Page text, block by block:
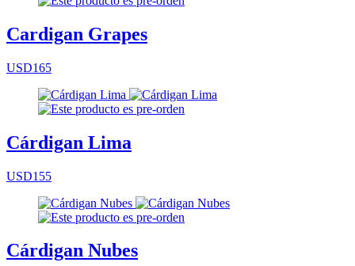
Cardigan Grapes
USD165
Cárdigan Lima
USD155
Cárdigan Nubes